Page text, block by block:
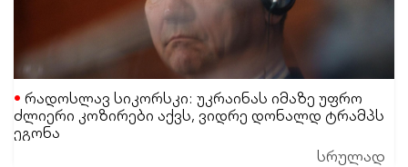
რადოსლავ სიკორსკი: უკრაინას იმაზე უფრო
ძლიერი კოზირები აქვს, ვიდრე დონალდ ტრამპს
ეგონა
სრულად